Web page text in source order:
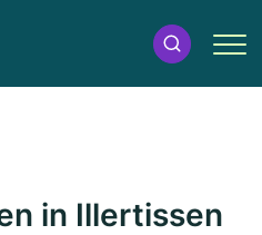
in Illertissen